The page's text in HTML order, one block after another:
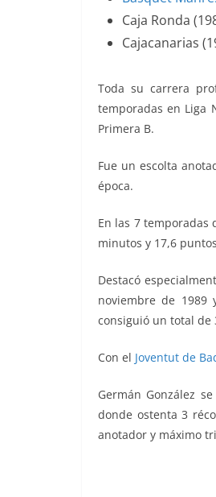
Caja Ronda
Cajacanarias
Toda su carrera
temporadas en Liga
Primera B.
Fue un escolta
época.
En las 7 temporadas
minutos y 17,6
Destacó
noviembre de 1989
consiguió un total de
Con el Joventut de
Germán González
donde ostenta 3
anotador y máximo